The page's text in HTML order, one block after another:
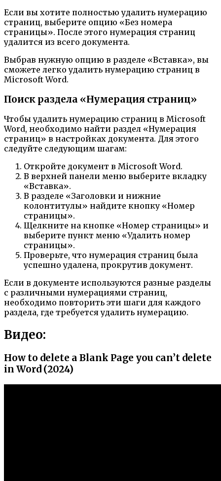
Если вы хотите полностью удалить нумерацию
страниц, выберите опцию «Без номера
страницы». После этого нумерация страниц
удалится из всего документа.
Выбрав нужную опцию в разделе «Вставка», вы
сможете легко удалить нумерацию страниц в
Microsoft Word.
Поиск раздела «Нумерация страниц»
Чтобы удалить нумерацию страниц в Microsoft
Word, необходимо найти раздел «Нумерация
страниц» в настройках документа. Для этого
следуйте следующим шагам:
Откройте документ в Microsoft Word.
В верхней панели меню выберите вкладку
«Вставка».
В разделе «Заголовки и нижние
колонтитулы» найдите кнопку «Номер
страницы».
Щелкните на кнопке «Номер страницы» и
выберите пункт меню «Удалить номер
страницы».
Проверьте, что нумерация страниц была
успешно удалена, прокрутив документ.
Если в документе используются разные разделы
с различными нумерациями страниц,
необходимо повторить эти шаги для каждого
раздела, где требуется удалить нумерацию.
Видео:
How to delete a Blank Page you can’t delete
in Word (2024)